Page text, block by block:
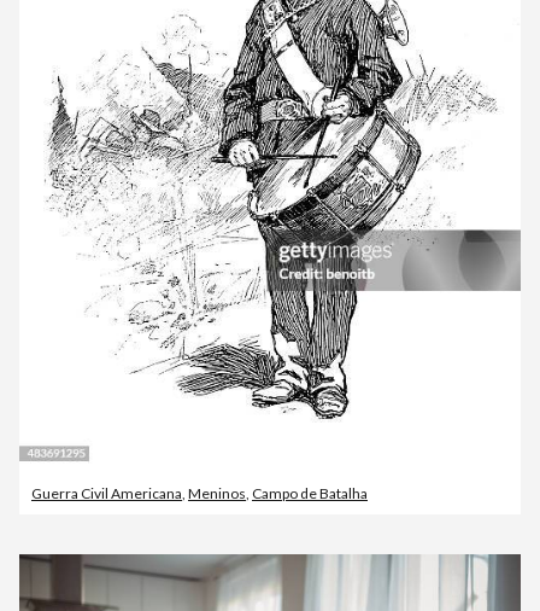
Guerra Civil Americana Meninos Campo de Batalha